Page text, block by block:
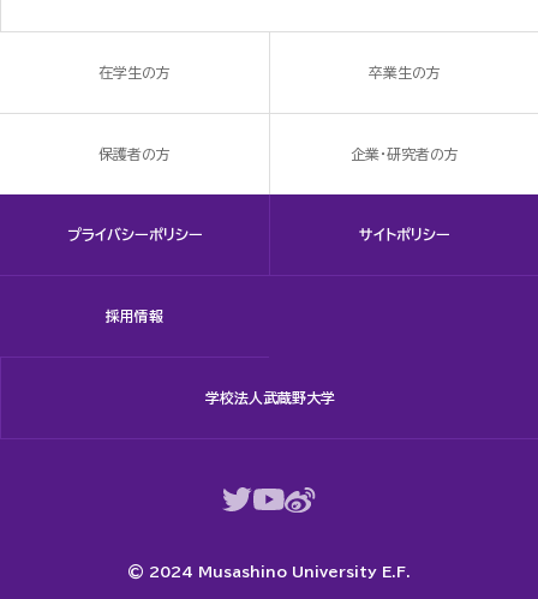
在学生の方 卒業生の方
保護者の方 企業・研究者の方
プライバシーポリシー サイトポリシー
採用情報
学校法人武蔵野大学
© 2024 Musashino University E.F.